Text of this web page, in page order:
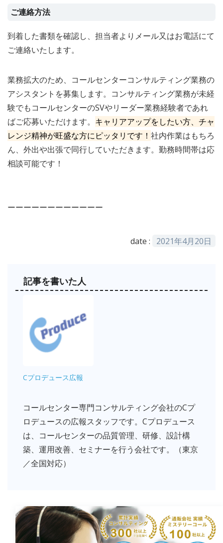
ご連絡方法
到着した書類を確認し、担当者よりメール又はお電話にて
ご連絡いたします。
業務拡大のため、コールセンターコンサルティング業務の
アシスタントを募集します。コンサルティング業務が未経
験でもコールセンターのSVやリーダー業務経験者であれ
ばご応募いただけます。 キャリアアップをしたい方、チャ
レンジ精神が旺盛な方にピッタリです！ 社内作業はもちろ
ん、外出や出張で同行していただきます。勤務時間帯は応
相談可能です！
ーーーーーーーーーーーー
date : 2021年4月20日
記事を書いた人
Cプロデュース広報
コールセンター専門コンサルティング会社のCプ
ロデュースの広報スタッフです。Cプロデュース
は、コールセンターの品質管理、研修、設計構
築、運用改善、セミナーを行う会社です。（東京
／全国対応）